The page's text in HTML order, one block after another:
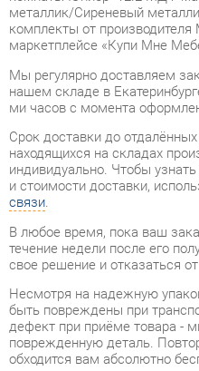
Мы регулярно доставляем
нашем складе в
ми часов с момента
Срок доставки до отдалённых
находящихся на складах
индивидуально. Чтобы узнать
связи .
В любое время, пока ваш
течение недели после его
свое решение и отказаться от
Несмотря на надежную
быть повреждены при
дефект при приёме товара - мы
поврежденную деталь.
обходится вам абсолютно
Все товары категории
гарантией на 1 год, однако
удлиненный гарантийный срок